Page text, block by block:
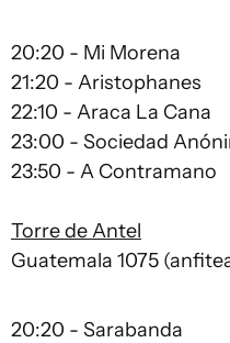
20:20 - Mi Morena
21:20 - Aristophanes
22:10 - Araca La Cana
23:00 - Sociedad
23:50 - A Contramano
Torre de Antel
Guatemala 1075
20:20 - Sarabanda